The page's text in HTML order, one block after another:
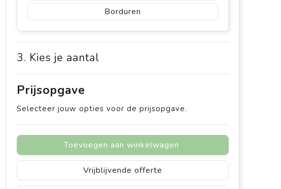
Borduren
3. Kies je aantal
Prijsopgave
Selecteer jouw opties voor de prijsopgave.
Toevoegen aan winkelwagen
Vrijblijvende offerte